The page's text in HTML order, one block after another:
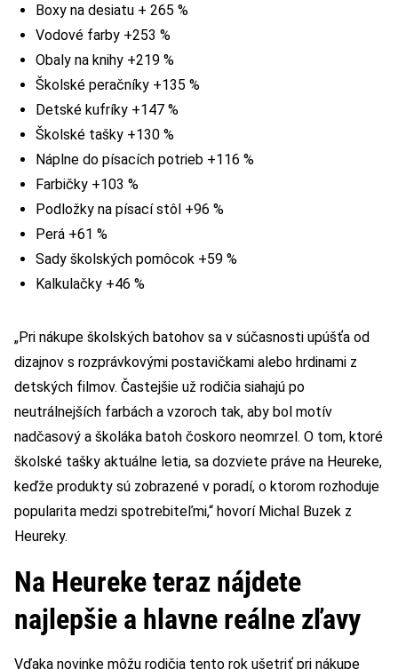
Boxy na desiatu + 265 %
Vodové farby +253 %
Obaly na knihy +219 %
Školské peračníky +135 %
Detské kufríky +147 %
Školské tašky +130 %
Náplne do písacích potrieb +116 %
Farbičky +103 %
Podložky na písací stôl +96 %
Perá +61 %
Sady školských pomôcok +59 %
Kalkulačky +46 %
„Pri nákupe školských batohov sa v súčasnosti upúšťa od
dizajnov s rozprávkovými postavičkami alebo hrdinami z
detských filmov. Častejšie už rodičia siahajú po
neutrálnejších farbách a vzoroch tak, aby bol motív
nadčasový a školáka batoh čoskoro neomrzel. O tom, ktoré
školské tašky aktuálne letia, sa dozviete práve na Heureke,
keďže produkty sú zobrazené v poradí, o ktorom rozhoduje
popularita medzi spotrebiteľmi,“ hovorí Michal Buzek z
Heureky.
Na Heureke teraz nájdete
najlepšie a hlavne reálne zľavy
Vďaka novinke môžu rodičia tento rok ušetriť pri nákupe